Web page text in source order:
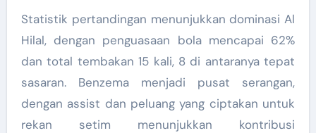
Statistik pertandingan menunjukkan dominasi Al
Hilal, dengan penguasaan bola mencapai 62%
dan total tembakan 15 kali, 8 di antaranya tepat
sasaran. Benzema menjadi pusat serangan,
dengan assist dan peluang yang ciptakan untuk
rekan setim menunjukkan kontribusi